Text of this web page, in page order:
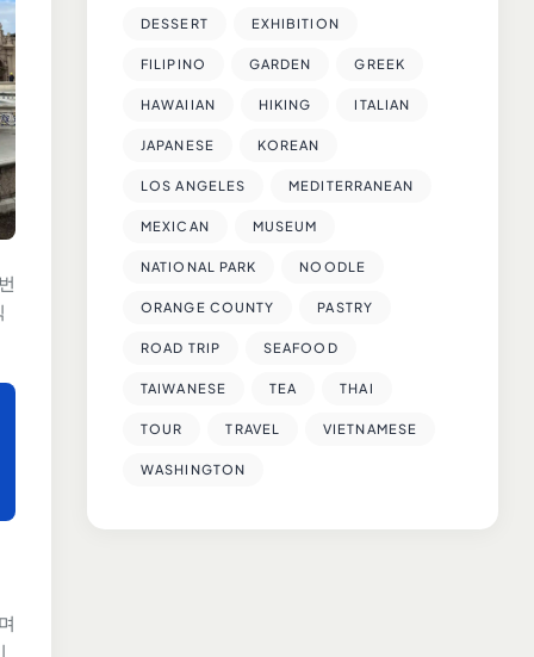
DESSERT EXHIBITION
FILIPINO GARDEN GREEK
HAWAIIAN HIKING ITALIAN
JAPANESE KOREAN
LOS ANGELES MEDITERRANEAN
MEXICAN MUSEUM
NATIONAL PARK NOODLE
ORANGE COUNTY PASTRY
ROAD TRIP SEAFOOD
TAIWANESE TEA THAI
TOUR TRAVEL VIETNAMESE
WASHINGTON